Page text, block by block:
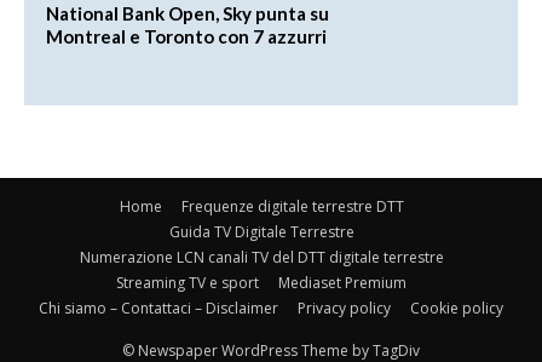
National Bank Open, Sky punta su
Montreal e Toronto con 7 azzurri
Home
Frequenze digitale terrestre DTT
Guida TV Digitale Terrestre
Numerazione LCN canali TV del DTT digitale terrestre
Streaming TV e sport
Mediaset Premium
Chi siamo – Contattaci – Disclaimer
Privacy policy Cookie policy
© Newspaper WordPress Theme by TagDiv